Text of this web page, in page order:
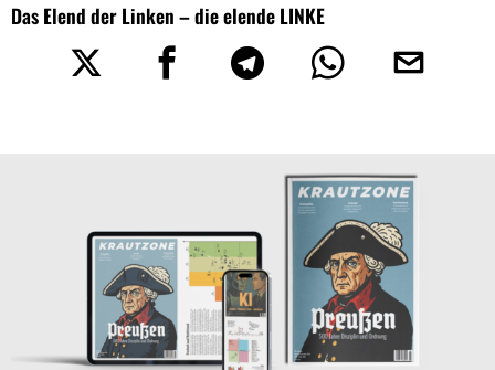
Das Elend der Linken – die elende LINKE